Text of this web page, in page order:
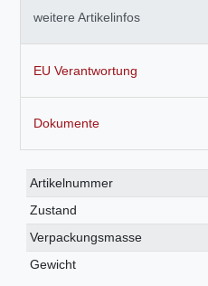
weitere Artikelinfos
EU Verantwortung
Dokumente
Technisches
Merkmal
Wert
Artikelnummer
Zustand
Verpackungsmasse
Gewicht